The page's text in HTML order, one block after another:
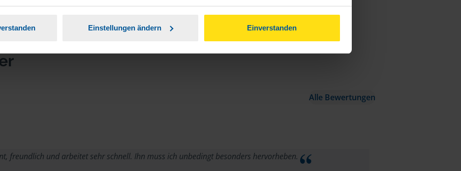
Einstellungen ändern Einverstanden
Alle Bewertungen
freundlich und arbeitet sehr schnell. Ihn muss ich unbedingt besonders hervorheben.